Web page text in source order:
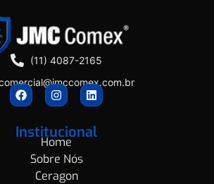
(11) 4087-2165
Institucional
Home
Sobre Nós
Ceragon